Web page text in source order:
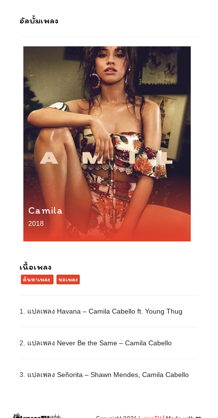
อัลบั้มเพลง
Camila
2018
เนื้อเพลง
ค้นหาเพลง ขอเพลง
1. แปลเพลง Havana – Camila Cabello ft. Young Thug
2. แปลเพลง Never Be the Same – Camila Cabello
3. แปลเพลง Señorita – Shawn Mendes, Camila Cabello